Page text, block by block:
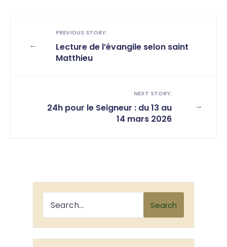
←
PREVIOUS STORY:
Lecture de l’évangile selon saint
Matthieu
→
NEXT STORY:
24h pour le Seigneur : du 13 au
14 mars 2026
Search